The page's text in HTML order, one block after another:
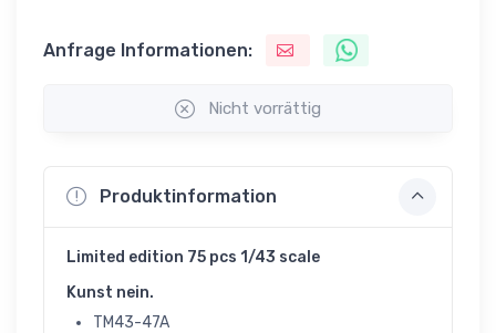
Anfrage Informationen:
Nicht vorrättig
Produktinformation
Limited edition 75 pcs 1/43 scale
Kunst nein.
TM43-47A